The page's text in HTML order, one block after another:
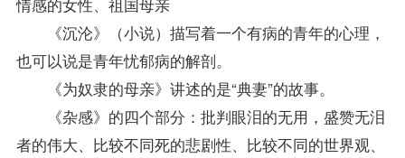
《沉沦》（小说）描写着一个有病的青年的心理，
也可以说是青年忧郁病的解剖。
《为奴隶的母亲》讲述的是“典妻”的故事。
《杂感》的四个部分：批判眼泪的无用，盛赞无泪
者的伟大、比较不同死的悲剧性、比较不同的世界观、